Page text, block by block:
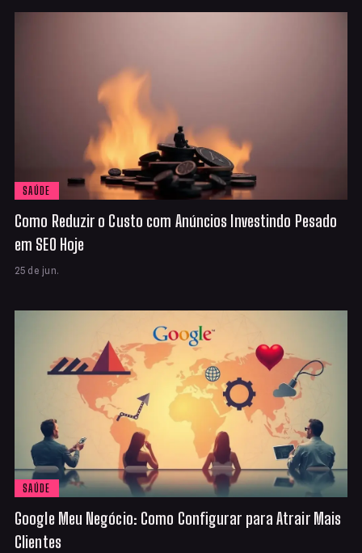
SAÚDE
Como Reduzir o Custo com Anúncios Investindo Pesado
em SEO Hoje
25 de jun.
SAÚDE
Google Meu Negócio: Como Configurar para Atrair Mais
Clientes